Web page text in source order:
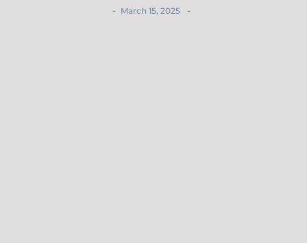
- March 15, 2025 -